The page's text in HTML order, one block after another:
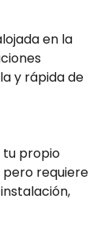
en la
y rápida de
tu propio
pero requiere